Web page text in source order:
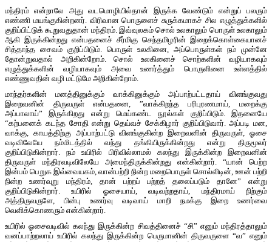
மந்திரம் என்றாலே அது வடமொழியில்தான் இருக்க வேண்டும் என்றுப் பலரும்
எண்ணி மயங்குகின்றனர். விரிவான பொருளைச் சுருக்கமாகச் சில எழுத்துக்களில்
குறிப்பிட்டுக் கூறுவதுதான் மந்திரம். இவ்வுலகம் சொல் உலகாலும் பொருள் உலகாலும்
ஆகி இருக்கின்றது என்பதனைச் சீர்மிகு செந்தமிழரின் இறைக்கொள்கையானச்
சித்தாந்த சைவம் குறிப்பிடும். பொருள் உலகினை, அப்பொருள்கள் நம் முன்னே
தோன்றுவதால் அறிகின்றோம். சொல் உலகினைச் சொற்களின் வழியாகவும்
எழுத்துக்களின் வழியாகவும் அவை உணர்த்தும் பொருளினை உள்ளத்தில்
எண்ணுவதின் வழி மட்டுமே அறிகின்றோம்.
மாந்தர்களின் மனத்தினுக்கும் வாக்கினுக்கும் அப்பாற்பட்டதாய் விளங்குவது
இறைவனின் திருவருள் என்பதனை, ”வாக்கிறந்த பரிபுரணமாய், மறைக்கு
அப்பாலாய்” இருக்கிறது என்று மெய்கண்ட நூல்கள் குறிப்பிடும். இதனையே
“கற்பனைக் கடந்த சோதி என்று தெய்வச் சேக்கிழார் குறிப்பிடுவார். அப்படி மன,
வாக்கு, காயத்திற்கு அப்பாற்பட்டு விளங்குகின்ற இறைவனின் திருவருள், ஓசை
வடிவிலேயே நம்மிடத்தில் வந்து தங்கியிருக்கின்றது என்று திருமூலர்
குறிப்பிடுகின்றார். நம் உயிரில் பிரிவில்லாமல் கலந்து இருக்கின்ற இறைவனின்
திருவருள் மந்திரவடிவிலேயே அமைந்திருக்கின்றது என்கின்றார். “யான் பெற்ற
இன்பம் பெறுக இவ்வையகம், வான்பற்றி நின்ற மறைபொருள் சொல்லிடின், ஊன் பற்றி
நின்ற உணர்வுறு மந்திரம், தான் பற்றப் பற்றத் தலைப்படும் தானே” என்று
குறிப்பிடுகின்றார். உயிரில் ஓசையாய், வடிவற்றதாய், மந்திரமாய் நிற்கும்
அத்திருவருளே, பின்பு உணர்வு வடிவாய் மாறி நமக்கு இறை உணர்வை
வெளிக்கொணரும் என்கின்றார்.
உயிரில் ஓசைவடிவில் கலந்து இருக்கின்ற சிவத்தினைச் “சி” எனும் மந்திரத்தாலும்
வனப்பாற்றலாய் உயிரில் கலந்து இருக்கின்ற பெருமானின் திருவருளை “வ” எனும்